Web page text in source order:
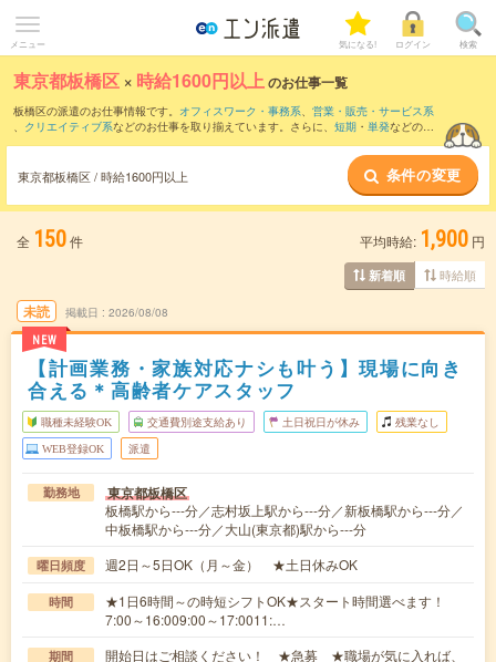
メニュー 気になる! ログイン 検索
東京都板橋区 × 時給1600円以上のお仕事一覧
板橋区の派遣のお仕事情報です。 オフィスワーク・事務系、 営業・販売・サービス系
、 クリエイティブ系などのお仕事を取り揃えています。さらに、 短期 ・ 単発などの期
東京都板橋区 / 時給1600円以上 条件の変更
全 150件 平均時給: 1,900 円
新着順 時給順
未読
NEW
掲載日 2026/08/08
【計画業務・家族対応ナシも叶う】現場に向き
合える＊高齢者ケアスタッフ
職種未経験OK 交通費別途支給あり 土日祝日が休み 残業なし
WEB登録OK 派遣
勤務地 東京都板橋区
板橋駅から---分／志村坂上駅から---分／新板橋駅から---分／
中板橋駅から---分／大山(東京都)駅から---分
曜日頻度 週2日～5日OK（月～金） ★土日休みOK
時間
★1日6時間～の時短シフトOK★スタート時間選べます！
7:00～16:009:00～17:0011:…
期間
開始日はご相談ください！ ★急募 ★職場が気に入れば、